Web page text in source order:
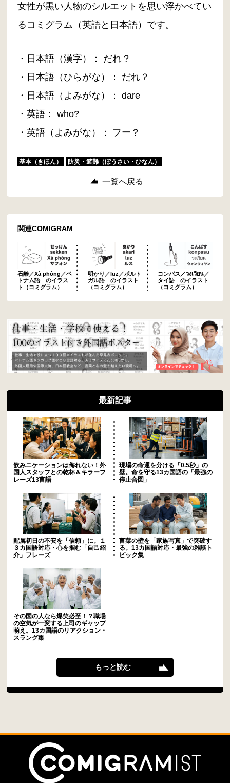
女性が黒い人物のシルエットを思い浮かべてい
るコミグラム（英語と日本語）です。
・日本語（漢字）： だれ？
・日本語（ひらがな）： だれ？
・日本語（よみがな）： dare
・英語： who?
・英語（よみがな）： フー？
基本（きほん） 防災・避難（ぼうさい・ひなん）
一覧へ戻る
関連COMIGRAM
石鹸／Xà phòng／ベ
トナム語 のイラス
ト（コミグラム）
明かり／luz／ポルト
ガル語 のイラスト
（コミグラム）
コンパス／วงเวียน／
タイ語 のイラスト
（コミグラム）
最新記事
飲みニケーションは侮れない！外
国人スタッフとの乾杯＆キラーフ
レーズ13言語
現場の命運を分ける「0.5秒」の
壁。命を守る13カ国語の「最強の
停止合図」
配属初日の不安を「信頼」に。１
３カ国語対応・心を掴む「自己紹
介」フレーズ
言葉の壁を「家族写真」で突破す
る。13カ国語対応・最強の雑談ト
ピック集
その国の人なら爆笑必至！？職場
の空気が一変する上司のギャップ
萌え。13カ国語のリアクション・
スラング集
もっと読む